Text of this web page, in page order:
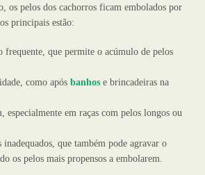
os pelos dos cachorros ficam embolados por
principais estão:
frequente, que permite o acúmulo de pelos
como após banhos e brincadeiras na
especialmente em raças com pelos longos ou
inadequados, que também pode agravar o
os pelos mais propensos a embolarem.